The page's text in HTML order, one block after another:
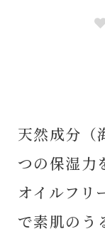
天然成分（
つの保湿力
オイルフリ
で素肌のう